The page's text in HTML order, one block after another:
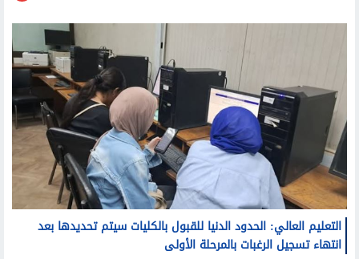
التعليم العالي: الحدود الدنيا للقبول بالكليات سيتم تحديدها بعد
انتهاء تسجيل الرغبات بالمرحلة الأولى